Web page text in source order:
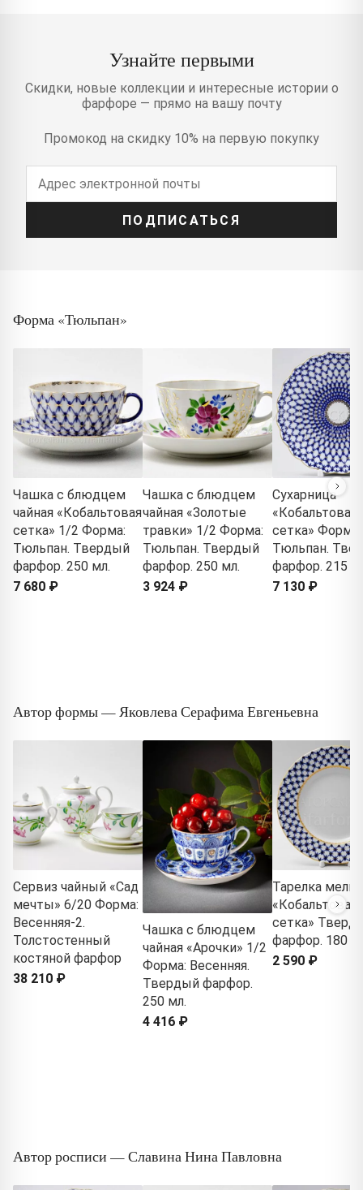
Узнайте первыми
Скидки, новые коллекции и интересные истории о
фарфоре — прямо на вашу почту
Промокод на скидку 10% на первую покупку
ПОДПИСАТЬСЯ
Форма «Тюльпан»
Чашка с блюдцем
чайная «Кобальтовая
сетка» 1/2 Форма:
Тюльпан. Твердый
фарфор. 250 мл.
7 680 ₽
Чашка с блюдцем
чайная «Золотые
травки» 1/2 Форма:
Тюльпан. Твердый
фарфор. 250 мл.
3 924 ₽
Сухарница
«Кобальтовая
сетка» Форма:
Тюльпан.
фарфор. 215
7 130 ₽
Автор формы — Яковлева Серафима Евгеньевна
Сервиз чайный «Сад
мечты» 6/20 Форма:
Весенняя-2.
Толстостенный
костяной фарфор
38 210 ₽
Чашка с блюдцем
чайная «Арочки» 1/2
Форма: Весенняя.
Твердый фарфор.
250 мл.
4 416 ₽
Тарелка
«Кобальтовая
сетка»
фарфор. 180
2 590 ₽
Автор росписи — Славина Нина Павловна